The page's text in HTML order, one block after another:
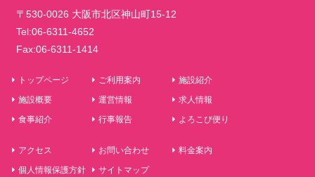
〒530-0026 大阪市北区神山町15-12
Tel:06-6311-4652
Fax:06-6311-1414
トップページ ご利用案内 施設紹介
施設概要 運営情報 求人情報
食事紹介 行事報告 よろこび便り
アクセス お問い合わせ 料金案内
個人情報保護方針 サイトマップ